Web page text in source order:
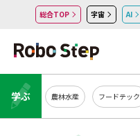
総合TOP 宇宙 AI
学ぶ 農林水産 フードテック